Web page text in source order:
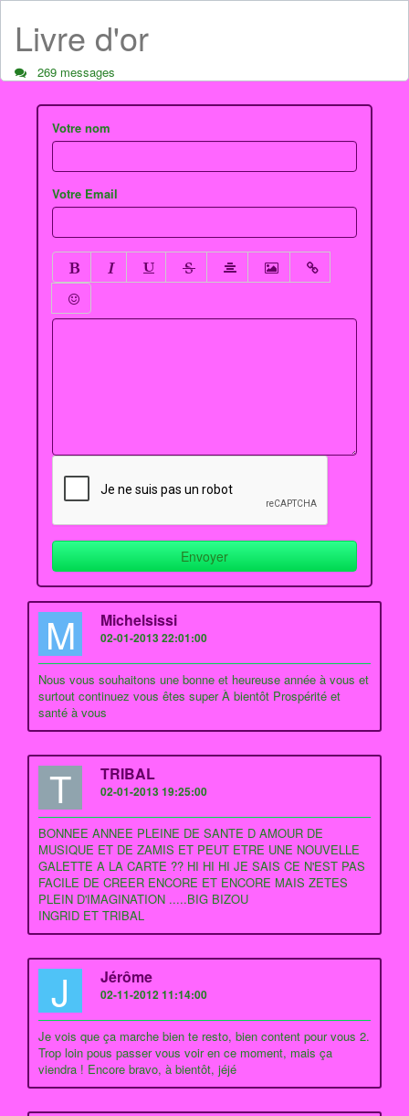
Livre d'or
269 messages
Votre nom
Votre Email
M Michelsissi
02-01-2013 22:01:00
Nous vous souhaitons une bonne et heureuse année à vous et
surtout continuez vous êtes super À bientôt Prospérité et
santé à vous
T TRIBAL
02-01-2013 19:25:00
BONNEE ANNEE PLEINE DE SANTE D AMOUR DE
MUSIQUE ET DE ZAMIS ET PEUT ETRE UNE NOUVELLE
GALETTE A LA CARTE ?? HI HI HI JE SAIS CE N'EST PAS
FACILE DE CREER ENCORE ET ENCORE MAIS ZETES
PLEIN D'IMAGINATION .....BIG BIZOU
INGRID ET TRIBAL
J Jérôme
02-11-2012 11:14:00
Je vois que ça marche bien te resto, bien content pour vous 2.
Trop loin pous passer vous voir en ce moment, mais ça
viendra ! Encore bravo, à bientôt, jéjé